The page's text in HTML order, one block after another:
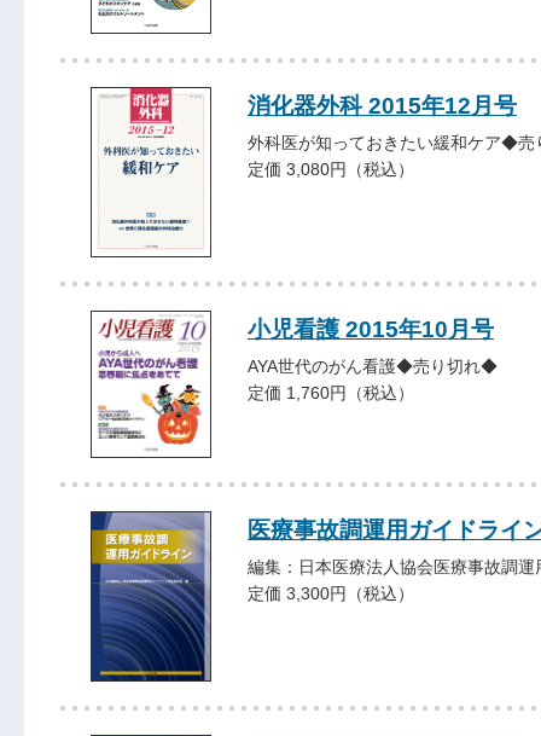
消化器外科 2015年12月号
外科医が知っておきたい緩和ケア◆
定価 3,080円（税込）
小児看護 2015年10月号
AYA世代のがん看護◆売り切れ◆
定価 1,760円（税込）
医療事故調運用ガイドライ
編集：日本医療法人協会医療事故調
定価 3,300円（税込）